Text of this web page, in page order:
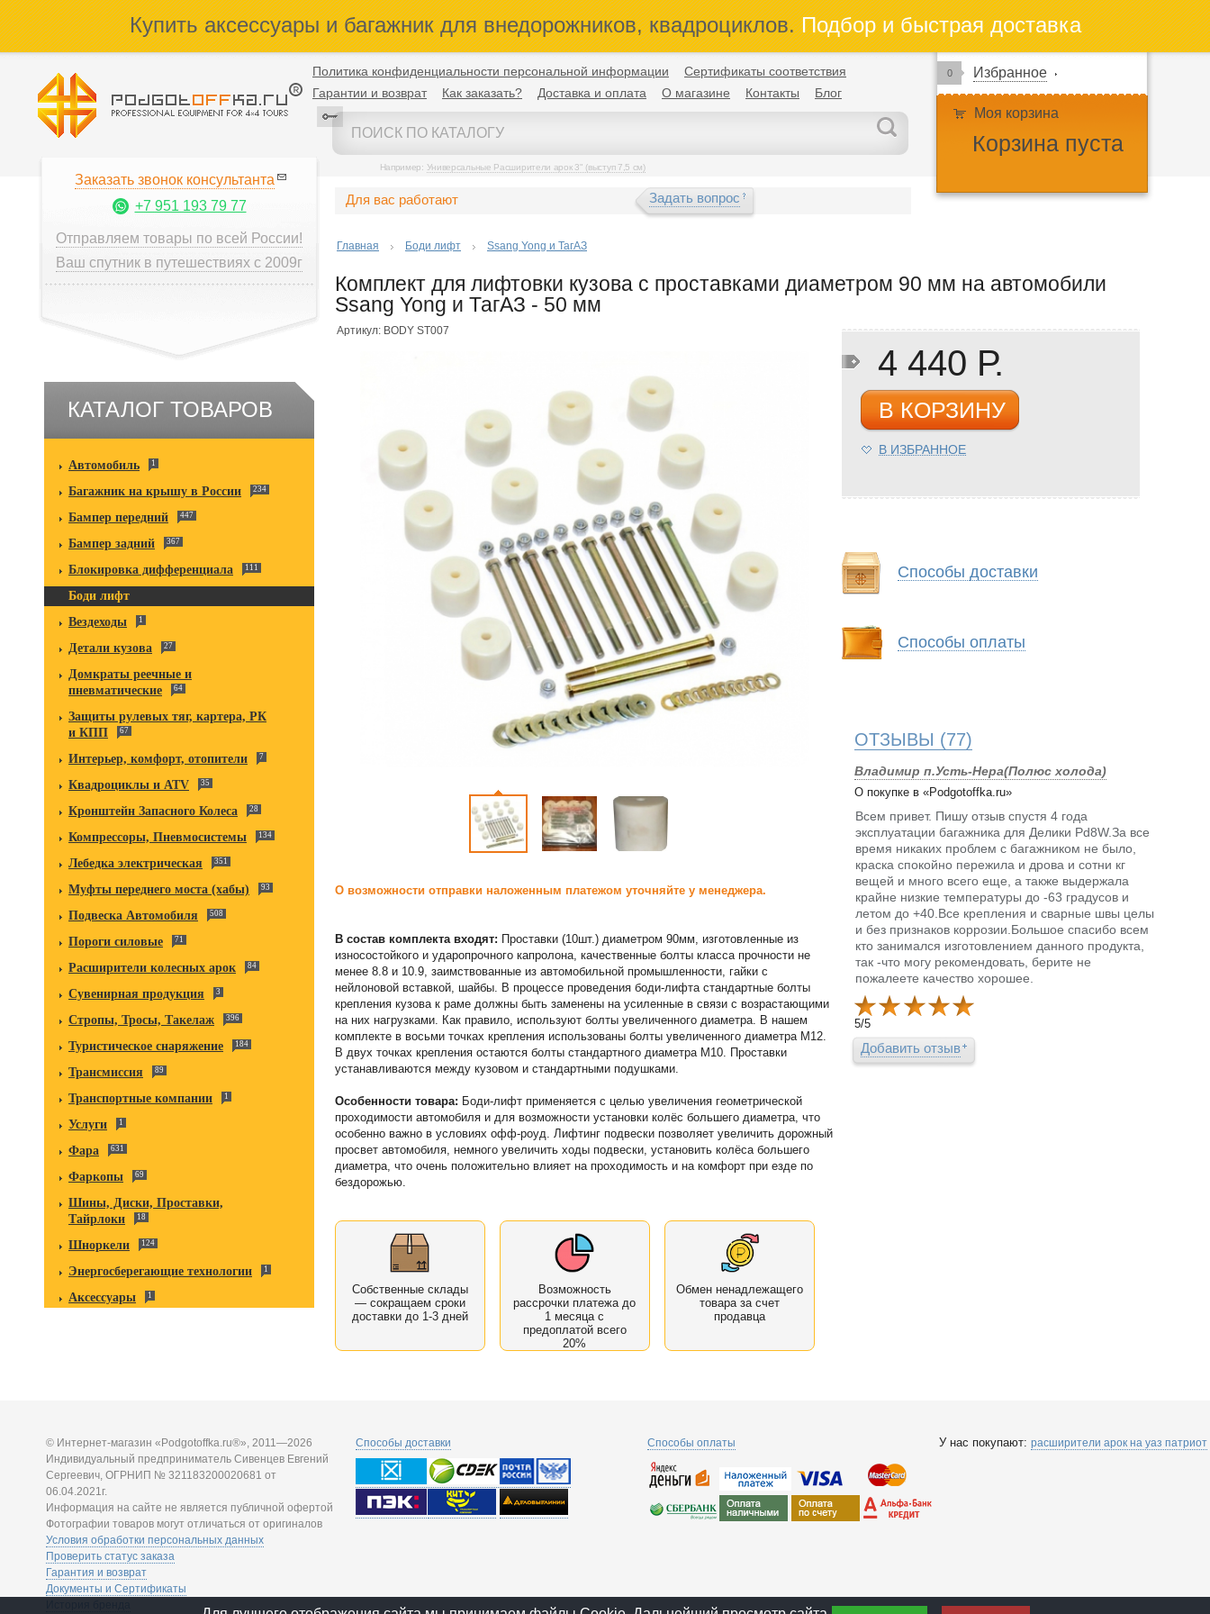
Купить аксессуары и багажник для внедорожников, квадроциклов.Подбор и быстрая доставка
Политика конфиденциальности персональной информации
Сертификаты соответствия
Гарантии и возврат
Как заказать? Доставка и оплата О магазине Контакты Блог
Например: Универсальные Расширители арок 3" (выступ 7,5 см)
0 Избранное
Моя корзина
Корзина пуста
Заказать звонок консультанта
+7 951 193 79 77
Отправляем товары по всей России!
Ваш спутник в путешествиях с 2009г
КАТАЛОГ ТОВАРОВ
Автомобиль 1
Багажник на крышу в России 234
Бампер передний 447
Бампер задний 367
Блокировка дифференциала 111
Боди лифт
Вездеходы
1
Детали кузова 27
Домкраты реечные и
пневматические
64
Защиты рулевых тяг, картера, РК
и КПП
67
Интерьер, комфорт, отопители 7
Квадроциклы и ATV 35
Кронштейн Запасного Колеса 28
Компрессоры, Пневмосистемы 134
Лебедка электрическая 351
Муфты переднего моста (хабы) 93
Подвеска Автомобиля 508
Пороги силовые 71
Расширители колесных арок 84
Сувенирная продукция 3
Стропы, Тросы, Такелаж 396
Туристическое снаряжение 184
Трансмиссия 89
Транспортные компании 1
Услуги 1
Фара 631
Фаркопы 69
Шины, Диски, Проставки,
Тайрлоки
18
Шноркели 124
Энергосберегающие технологии 1
Аксессуары 1
Для вас работают Задать вопрос
Главная Боди лифт Ssang Yong и ТагАЗ
Комплект для лифтовки кузова с проставками диаметром 90 мм на автомобили
Ssang Yong и ТагАЗ - 50 мм
Артикул: BODY ST007
О возможности отправки наложенным платежом уточняйте у менеджера.
В состав комплекта входят: Проставки (10шт.) диаметром 90мм, изготовленные из
износостойкого и ударопрочного капролона, качественные болты класса прочности не
менее 8.8 и 10.9, заимствованные из автомобильной промышленности, гайки с
нейлоновой вставкой, шайбы. В процессе проведения боди-лифта стандартные болты
крепления кузова к раме должны быть заменены на усиленные в связи с возрастающими
на них нагрузками. Как правило, используют болты увеличенного диаметра. В нашем
комплекте в восьми точках крепления использованы болты увеличенного диаметра М12.
В двух точках крепления остаются болты стандартного диаметра М10. Проставки
устанавливаются между кузовом и стандартными подушками.
Особенности товара: Боди-лифт применяется с целью увеличения геометрической
проходимости автомобиля и для возможности установки колёс большего диаметра, что
особенно важно в условиях офф-роуд. Лифтинг подвески позволяет увеличить дорожный
просвет автомобиля, немного увеличить ходы подвески, установить колёса большего
диаметра, что очень положительно влияет на проходимость и на комфорт при езде по
бездорожью.
Собственные склады
— сокращаем сроки
доставки до 1-3 дней
Возможность
рассрочки платежа до
1 месяца с
предоплатой всего
20%
Обмен ненадлежащего
товара за счет
продавца
4 440 Р.
В КОРЗИНУ
В ИЗБРАННОЕ
Способы доставки
Способы оплаты
ОТЗЫВЫ (77)
Владимир п.Усть-Нера(Полюс холода)
О покупке в «Podgotoffka.ru»
Всем привет. Пишу отзыв спустя 4 года
эксплуатации багажника для Делики Pd8W.За все
время никаких проблем с багажником не было,
краска спокойно пережила и дрова и сотни кг
вещей и много всего еще, а также выдержала
крайне низкие температуры до -63 градусов и
летом до +40.Все крепления и сварные швы целы
и без признаков коррозии.Большое спасибо всем
кто занимался изготовлением данного продукта,
так -что могу рекомендовать, берите не
пожалеете качество хорошее.
5/5
Добавить отзыв
© Интернет-магазин «Podgotoffka.ru®», 2011—2026
Индивидуальный предприниматель Сивенцев Евгений
Сергеевич, ОГРНИП № 321183200020681 от
06.04.2021г.
Информация на сайте не является публичной офертой
Фотографии товаров могут отличаться от оригиналов
Условия обработки персональных данных
Проверить статус заказа
Гарантия и возврат
Документы и Сертификаты
Способы доставки Способы оплаты У нас покупают: расширители арок на уаз патриот